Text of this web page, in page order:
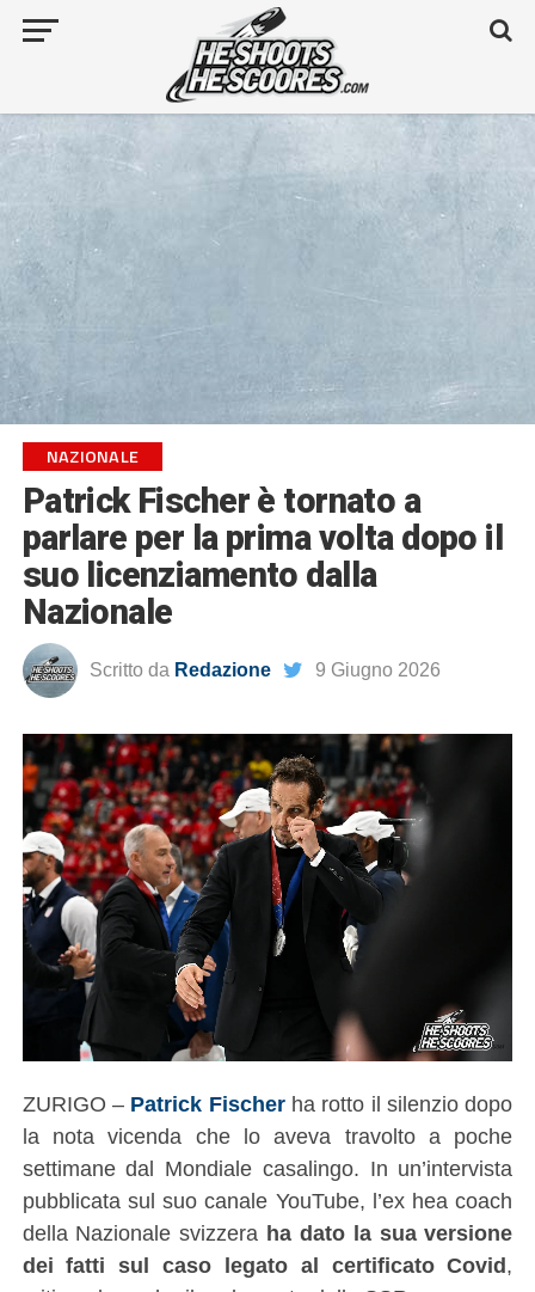
NAZIONALE
Patrick Fischer è tornato a
parlare per la prima volta dopo il
suo licenziamento dalla
Nazionale
Scritto da Redazione 9 Giugno 2026
ZURIGO – Patrick Fischerha rotto il silenzio dopo
la nota vicenda che lo aveva travolto a poche
settimane dal Mondiale casalingo. In un’intervista
pubblicata sul suo canale YouTube, l’ex hea coach
della Nazionale svizzera ha dato la sua versione
dei fatti sul caso legato al certificato Covid,